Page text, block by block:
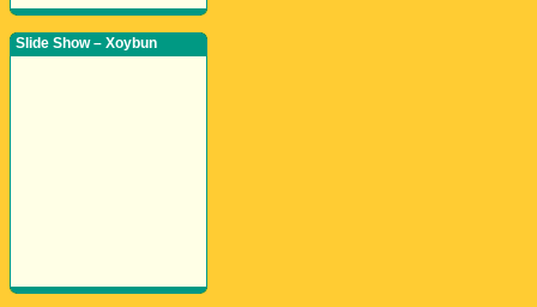
Slide Show – Xoybun